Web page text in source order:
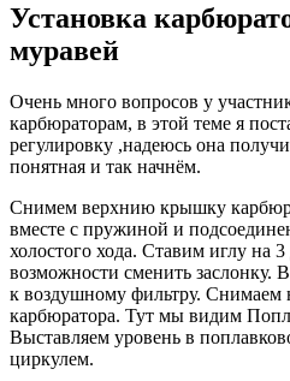
Установка
муравей
Очень много вопросов у
карбюраторам, в этой теме я
регулировку ,надеюсь она
понятная и так начнём.
Снимем верхнию крышку
вместе с пружиной и
холостого хода. Ставим иглу на
возможности сменить заслонку.
к воздушному фильтру.
карбюратора. Тут мы видим
Выставляем уровень в
циркулем.